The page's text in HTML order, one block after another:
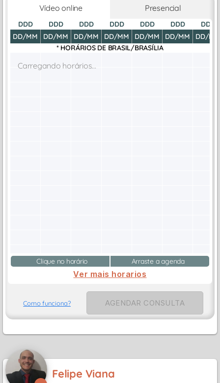
Vídeo online Presencial
DDD
DD/MM
DDD
DD/MM
DDD
DD/MM
DDD
DD/MM
DDD
DD/MM
DDD
DD/MM
DDD
DD/MM
* HORÁRIOS DE BRASIL/BRASÍLIA
Carregando horários...
Clique no horário Arraste a agenda
Ver mais horarios
Como funciona? AGENDAR CONSULTA
Felipe Viana